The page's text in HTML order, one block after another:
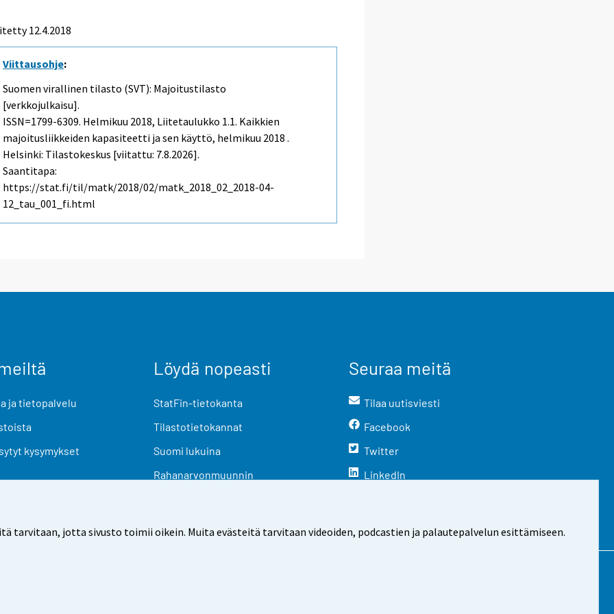
tarvitaan, jotta sivusto toimii oikein. Muita evästeitä tarvitaan videoiden, podcastien ja palautepalvelun esittämiseen.
12.4.2018
Viittausohje:
Suomen virallinen tilasto (SVT): Majoitustilasto
[verkkojulkaisu].
ISSN=1799-6309. Helmikuu 2018, Liitetaulukko 1.1. Kaikkien
majoitusliikkeiden kapasiteetti ja sen käyttö, helmikuu 2018 .
Helsinki: Tilastokeskus [viitattu: 7.8.2026].
Saantitapa:
https://stat.fi/til/matk/2018/02/matk_2018_02_2018-04-
12_tau_001_fi.html
ja tietopalvelu
kysymykset
Löydä nopeasti
StatFin-tietokanta
Tilastotietokannat
Suomi lukuina
Rahanarvonmuunnin
Seuraa meitä
Tilaa uutisviesti
Facebook
Twitter
LinkedIn